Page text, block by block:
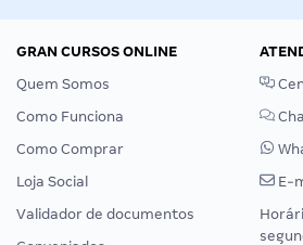
GRAN CURSOS ONLINE
Quem Somos
Como Funciona
Como Comprar
Loja Social
Validador de documentos
E-